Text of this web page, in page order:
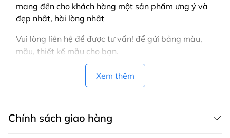
mang đến cho khách hàng một sản phẩm ưng ý và
đẹp nhất, hài lòng nhất
Vui lòng liên hệ để được tư vấn! để gửi bảng màu,
mẫu, thiết kế mẫu cho bạn.
Xem thêm
Chính sách giao hàng